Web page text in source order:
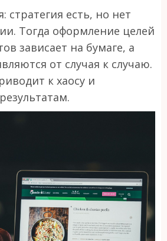
стратегия есть, но нет
Тогда оформление целей
зависает на бумаге, а
от случая к случаю.
к хаосу и